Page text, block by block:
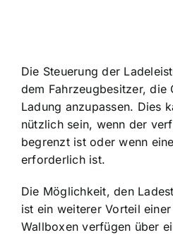
Die Steuerung der
dem Fahrzeugbesitzer, die
Ladung anzupassen. Dies
nützlich sein, wenn der
begrenzt ist oder wenn
erforderlich ist.
Die Möglichkeit, den
ist ein weiterer Vorteil
Wallboxen verfügen über